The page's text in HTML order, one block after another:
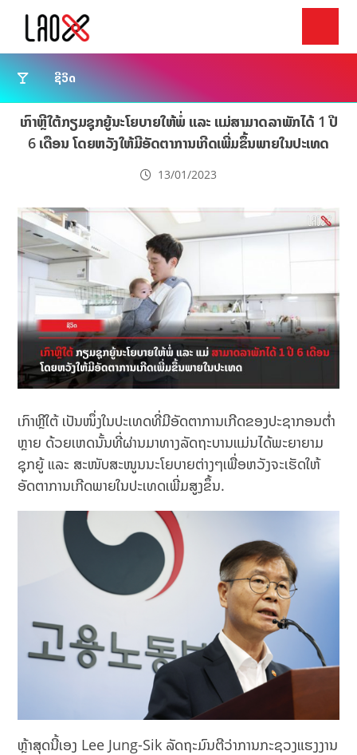
ຊີວິດ
ເກົາຫຼີໃຕ້ກຽມຊຸກຍູ້ນະໂຍບາຍໃຫ້ພໍ່ ແລະ ແມ່ສາມາດລາພັກໄດ້ 1 ປີ
6 ເດືອນ ໂດຍຫວັງໃຫ້ມີອັດຕາການເກີດເພີ່ມຂຶ້ນພາຍໃນປະເທດ
13/01/2023
ເກົາຫຼີໃຕ້ ເປັນໜຶ່ງໃນປະເທດທີ່ມີອັດຕາການເກີດຂອງປະຊາກອນຕໍ່າ
ຫຼາຍ ດ້ວຍເຫດນັ້ນທີ່ຜ່ານມາທາງລັດຖະບານແມ່ນໄດ້ພະຍາຍາມ
ຊຸກຍູ້ ແລະ ສະໜັບສະໜູນນະໂຍບາຍຕ່າງໆເພື່ອຫວັງຈະເຮັດໃຫ້
ອັດຕາການເກີດພາຍໃນປະເທດເພີ່ມສູງຂຶ້ນ.
ຫຼ້າສຸດນີ້ເອງ Lee Jung-Sik ລັດຖະມົນຕີວ່າການກະຊວງແຮງງານ